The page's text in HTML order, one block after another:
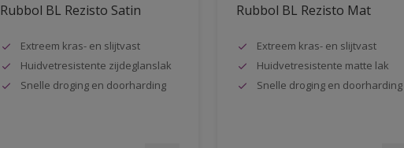
Rubbol BL Rezisto Satin
Extreem kras- en slijtvast
Huidvetresistente zijdeglanslak
Snelle droging en doorharding
Rubbol BL Rezisto Mat
Extreem kras- en slijtvast
Huidvetresistente matte lak
Snelle droging en doorharding